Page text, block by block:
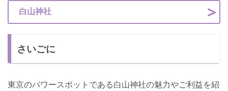
白山神社
さいごに
東京のパワースポットである白山神社の魅力やご利益を紹